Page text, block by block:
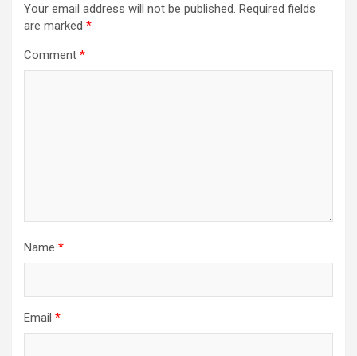
Your email address will not be published. Required fields
are marked *
Comment *
Name *
Email *